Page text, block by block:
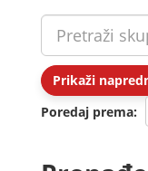
Prikaži
Poredaj prema